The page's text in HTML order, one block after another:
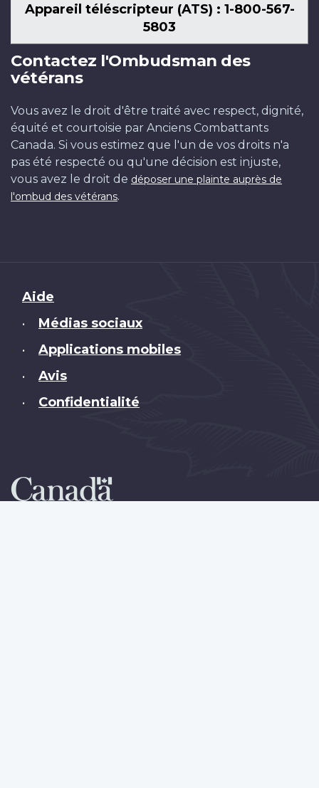
Appareil téléscripteur (ATS) : 1-800-567-
5803
Contactez l'Ombudsman des
vétérans
Vous avez le droit d'être traité avec respect, dignité,
équité et courtoisie par Anciens Combattants
Canada. Si vous estimez que l'un de vos droits n'a
pas été respecté ou qu'une décision est injuste,
vous avez le droit de déposer une plainte auprès de
l'ombud des vétérans.
Brand
Aide
• Médias sociaux
• Applications mobiles
• Avis
• Confidentialité